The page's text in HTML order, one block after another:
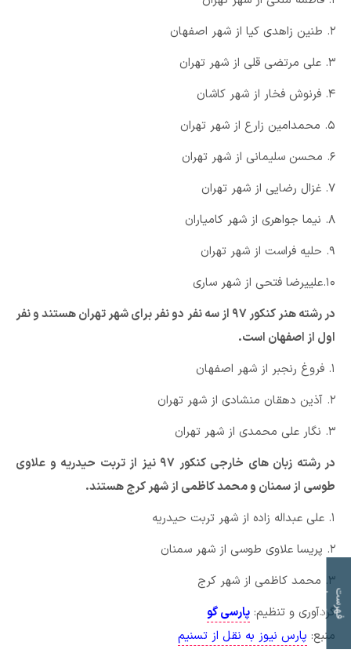
۲. طنین زاهدی کیا از شهر اصفهان
۳. علی مرتضی قلی از شهر تهران
۴. فرنوش فخار از شهر کاشان
۵. محمدامین زارع از شهر تهران
۶. محسن سلیمانی از شهر تهران
۷. غزال رضایی از شهر تهران
۸. نیما جواهری از شهر کامیاران
۹. حلیه فراست از شهر تهران
۱۰.علییرضا فتحی از شهر ساری
در رشته هنر کنکور ۹۷ از سه نفر دو نفر برای شهر تهران هستند و نفر
اول از اصفهان است.
۱. فروغ رنجبر از شهر اصفهان
۲. آذین دهقان منشادی از شهر تهران
۳. نگار علی محمدی از شهر تهران
در رشته زبان های خارجی کنکور ۹۷ نیز از تربت حیدریه و علاوی
طوسی از سمنان و محمد کاظمی از شهر کرج هستند.
۱. علی عبداله زاده از شهر تربت حیدریه
۲. پریسا علاوی طوسی از شهر سمنان
۳. محمد کاظمی از شهر کرج
گردآوری و تنظیم: پارسی گو
منبع: پارس نیوز به نقل از تسنیم
ف
ه
ر
س
ت
م
و
ض
و
ع
ات